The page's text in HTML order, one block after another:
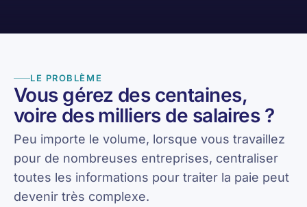
LE PROBLÈME
Vous gérez des centaines,
voire des milliers de salaires ?
Peu importe le volume, lorsque vous travaillez
pour de nombreuses entreprises, centraliser
toutes les informations pour traiter la paie peut
devenir très complexe.